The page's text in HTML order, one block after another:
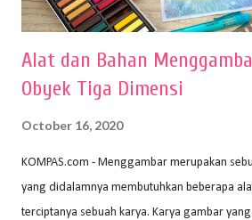
Alat dan Bahan
Obyek Tiga Dimensi
October 16, 2020
KOMPAS.com - Menggambar merupakan
yang didalamnya membutuhkan beberapa
terciptanya sebuah karya. Karya gambar